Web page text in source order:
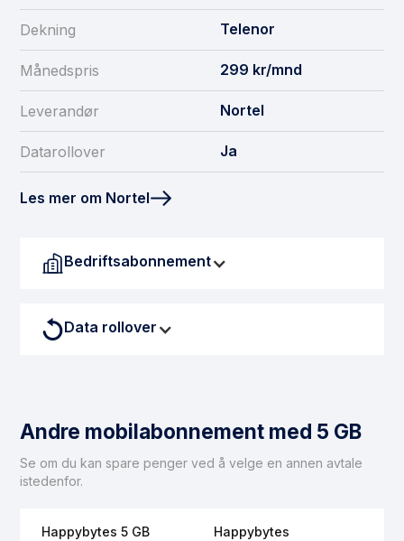
Dekning Telenor
Månedspris 299 kr/mnd
Leverandør Nortel
Datarollover Ja
Les mer om Nortel
Bedriftsabonnement
Data rollover
Andre mobilabonnement med 5 GB
Se om du kan spare penger ved å velge en annen avtale
istedenfor.
Happybytes 5 GB Happybytes